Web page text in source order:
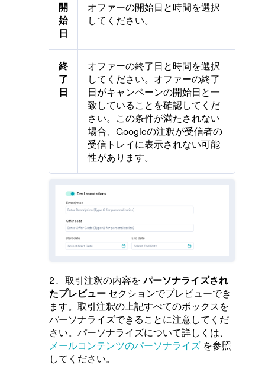
開
始
日
オファーの開始日と時間を選択
してください。
終
了
日
オファーの終了日と時間を選択
してください。オファーの終了
日がキャンペーンの開始日と一
致していることを確認してくだ
さい。この条件が満たされない
場合、Googleの注釈が受信者の
受信トレイに表示されない可能
性があります。
取引注釈の内容をパーソナライズされ
たプレビュー セクションでプレビューでき
ます。取引注釈の上記すべてのボックスを
パーソナライズできることに注意してくだ
さい。パーソナライズについて詳しくは、
メールコンテンツのパーソナライズ を参照
してください。